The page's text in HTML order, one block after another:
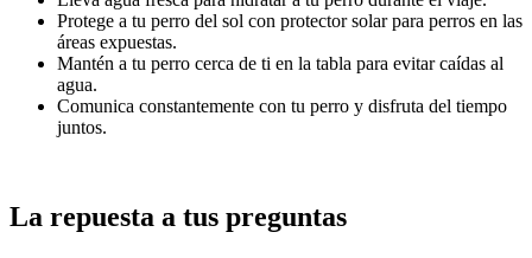
Protege a tu perro del sol con protector solar para perros en las
áreas expuestas.
Mantén a tu perro cerca de ti en la tabla para evitar caídas al
agua.
Comunica constantemente con tu perro y disfruta del tiempo
juntos.
La repuesta a tus preguntas